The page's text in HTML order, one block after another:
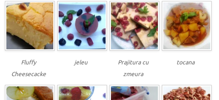
Fluffy
Cheesecacke
jeleu
Prajitura cu
zmeura
tocana